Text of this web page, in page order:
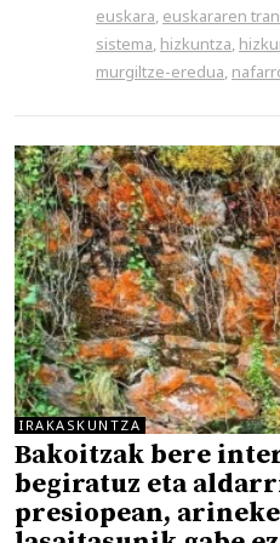
euskara, euskararen
sistema, hizkuntza,
murgiltze-eredua,
IRAKASKUNTZA
Bakoitzak bere
begiratuz eta
presiopean,